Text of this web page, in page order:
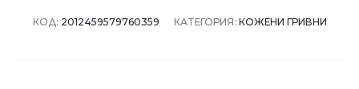
КОД: 2012459579760359 КАТЕГОРИЯ: КОЖЕНИ ГРИВНИ